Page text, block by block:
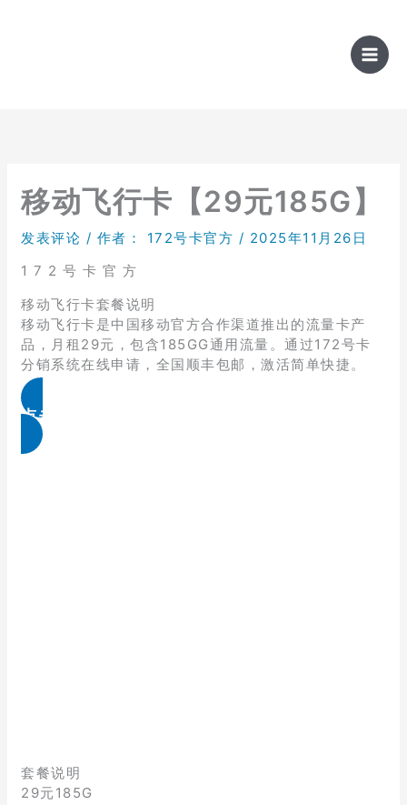
移动飞行卡【29元185G】
发表评论 / 作者： 172号卡官方 / 2025年11月26日
1 7 2 号 卡 官 方
移动飞行卡套餐说明
移动飞行卡是中国移动官方合作渠道推出的流量卡产
品，月租29元，包含185GG通用流量。通过172号卡
分销系统在线申请，全国顺丰包邮，激活简单快捷。
点击免费领取
套餐说明
29元185G